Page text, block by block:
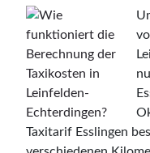
Taxitarif Esslingen